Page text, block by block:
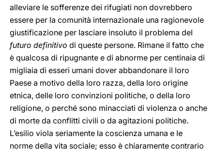
alleviare le sofferenze dei rifugiati non dovrebbero
essere per la comunità internazionale una ragionevole
giustificazione per lasciare insoluto il problema del
futuro definitivo di queste persone. Rimane il fatto che
è qualcosa di ripugnante e di abnorme per centinaia di
migliaia di esseri umani dover abbandonare il loro
Paese a motivo della loro razza, della loro origine
etnica, delle loro convinzioni politiche, o della loro
religione, o perché sono minacciati di violenza o anche
di morte da conflitti civili o da agitazioni politiche.
L’esilio viola seriamente la coscienza umana e le
norme della vita sociale; esso è chiaramente contrario